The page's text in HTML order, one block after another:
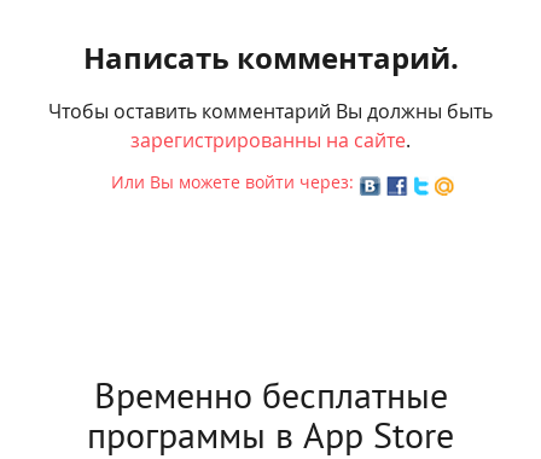
Написать комментарий.
Чтобы оставить комментарий Вы должны быть
зарегистрированны на сайте.
Или Вы можете войти через:
Временно бесплатные
программы в App Store